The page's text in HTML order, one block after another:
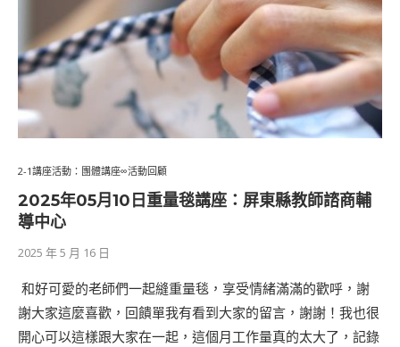
2-1講座活動：團體講座∞活動回顧
2025年05⽉10⽇重量毯講座：屏東縣教師諮商輔
導中心
2025 年 5 月 16 日
​ 和好可愛的老師們一起縫重量毯，享受情緒滿滿的歡呼，謝
謝大家這麼喜歡，回饋單我有看到大家的留言，謝謝！我也很
開心可以這樣跟大家在一起，這個月工作量真的太大了，記錄